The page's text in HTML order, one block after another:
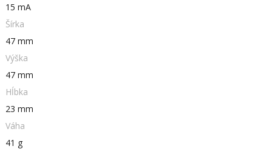
15 mA
Šírka
47 mm
Výška
47 mm
Hĺbka
23 mm
Váha
41 g